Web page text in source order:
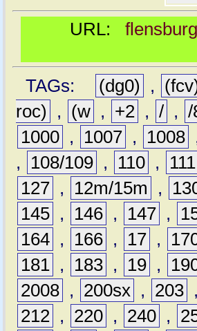
URL:
TAGs: (dg0) ,
roc)
, (w , +2 , / , /
1000 , 1007 , 1008
,
108/109 , 110 , 111
127 , 12m/15m ,
145 , 146 , 147 ,
164 , 166 , 17 ,
181 , 183 , 19 ,
2008 , 200sx , 203 ,
212 , 220 , 240 ,